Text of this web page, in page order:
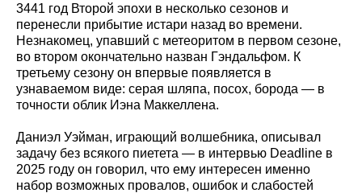
3441 год Второй эпохи в несколько сезонов и
перенесли прибытие истари назад во времени.
Незнакомец, упавший с метеоритом в первом сезоне,
во втором окончательно назван Гэндальфом. К
третьему сезону он впервые появляется в
узнаваемом виде: серая шляпа, посох, борода — в
точности облик Иэна Маккеллена.
Даниэл Уэйман, играющий волшебника, описывал
задачу без всякого пиетета — в интервью Deadline в
2025 году он говорил, что ему интересен именно
набор возможных провалов, ошибок и слабостей